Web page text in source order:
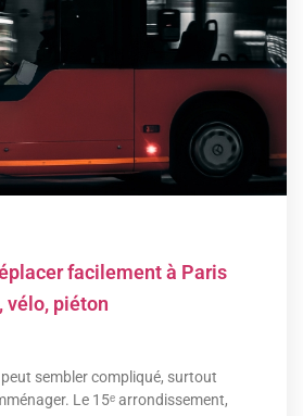
facilement à Paris
vélo, piéton
sembler compliqué, surtout
Le 15ᵉ arrondissement,